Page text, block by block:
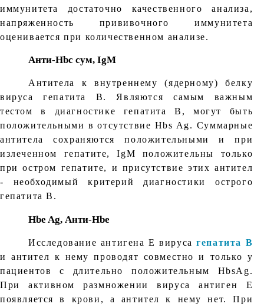
иммунитета достаточно качественного анализа,
напряженность прививочного иммунитета
оценивается при количественном анализе.
Анти-Hbc сум, IgM
Антитела к внутреннему (ядерному) белку
вируса гепатита В. Являются самым важным
тестом в диагностике гепатита В, могут быть
положительными в отсутствие Hbs Ag. Суммарные
антитела сохраняются положительными и при
излеченном гепатите, IgM положительны только
при остром гепатите, и присутствие этих антител
- необходимый критерий диагностики острого
гепатита В.
Hbe Ag, Анти-Hbe
Исследование антигена Е вирусагепатита В
и антител к нему проводят совместно и только у
пациентов с длительно положительным HbsAg.
При активном размножении вируса антиген Е
появляется в крови, а антител к нему нет. При